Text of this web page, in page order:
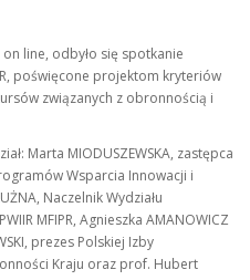
line, odbyło się spotkanie
poświęcone projektom kryteriów
związanych z obronnością i
Marta MIODUSZEWSKA, zastępca
Wsparcia Innowacji i
Naczelnik Wydziału
MFIPR, Agnieszka AMANOWICZ
prezes Polskiej Izby
Kraju oraz prof. Hubert